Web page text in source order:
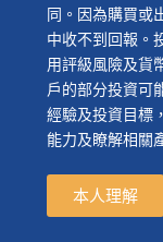
同。因為購買或
中收不到回報。
用評級風險及貨
戶的部分投資可
經驗及投資目標
能力及瞭解相關
本人理解